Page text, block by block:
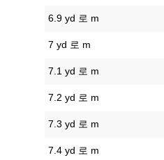
6.9 yd 로 m
7 yd 로 m
7.1 yd 로 m
7.2 yd 로 m
7.3 yd 로 m
7.4 yd 로 m